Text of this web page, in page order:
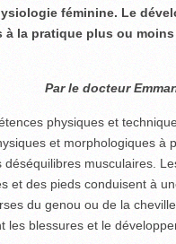
féminine. Le
à la pratique plus ou
Par le docteur
physiques et
et morphologiques à
musculaires.
et des pieds conduisent à
du genou ou de la
les blessures et le